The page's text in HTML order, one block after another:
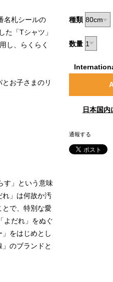
名札シールの
た「Tシャツ」
し、らくらく
お子さまのリ
す」という意味
れ」は何故か汚
とで、特別な愛
よだれ」をぬぐ
をはじめとし
のブランドと
種類
数量
日本国
通報する